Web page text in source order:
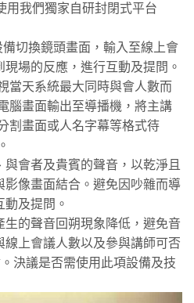
用我們獨家自研封閉式平台
切換鏡頭畫面，輸入至線上會
場的反應，進行互動及提問。
當天系統最大同時與會人數而
腦畫面輸出至導播機，將主講
割畫面或人名字幕等格式待
會者及貴賓的聲音，以乾淨且
像畫面結合。避免因吵雜而導
及提問。
的聲音回朔現象降低，避免音
上會議人數以及參與講師可否
決議是否需使用此項設備及技